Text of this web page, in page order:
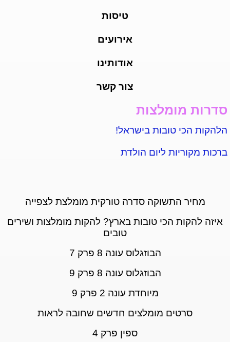
טיסות
אירועים
אודותינו
צור קשר
סדרות מומלצות
הלהקות הכי טובות בישראל!
ברכות מקוריות ליום הולדת
מחיר התשוקה סדרה טורקית מומלצת לצפייה
איזה להקות הכי טובות בארץ? להקות מומלצות ושירים
טובים
הבוזגלוס עונה 8 פרק 7
הבוזגלוס עונה 8 פרק 9
מיוחדת עונה 2 פרק 9
סרטים מומלצים חדשים שחובה לראות
ספין פרק 4